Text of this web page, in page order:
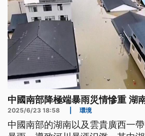
中國南部降極端暴雨災情慘重 湖
2025/6/23 18:58 環境
中國南部的湖南以及雲貴廣西一